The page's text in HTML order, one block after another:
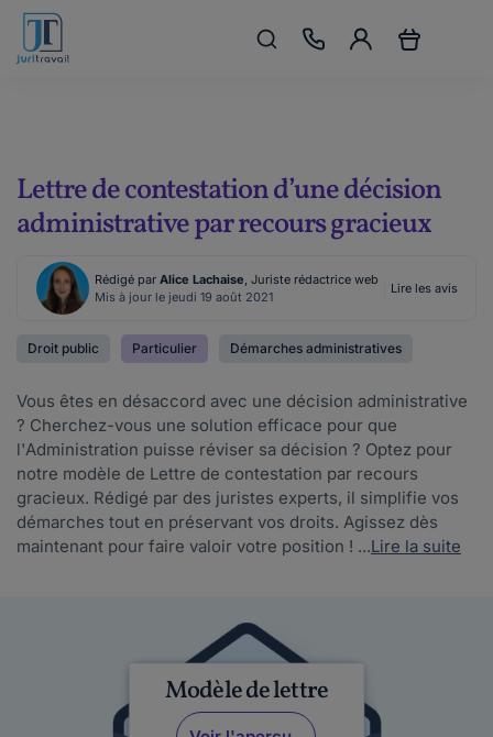
Modèle de lettre
Lettre de contestation d’une décision
administrative par recours gracieux
Rédigé par Alice Lachaise, Juriste rédactrice web
Mis à jour le jeudi 19 août 2021
Lire les avis
Droit public Particulier Démarches administratives
Vous êtes en désaccord avec une décision administrative
? Cherchez-vous une solution efficace pour que
l'Administration puisse réviser sa décision ? Optez pour
notre modèle de Lettre de contestation par recours
gracieux. Rédigé par des juristes experts, il simplifie vos
démarches tout en préservant vos droits. Agissez dès
maintenant pour faire valoir votre position ! ...Lire la suite